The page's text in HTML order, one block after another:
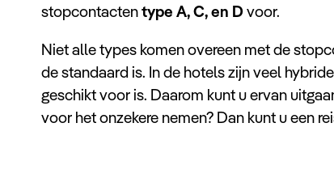
stopcontactentype A, C, en D voor.
Niet alle types komen overeen met de
de standaard is. In de hotels zijn veel
geschikt voor is. Daarom kunt u ervan
voor het onzekere nemen? Dan kunt u een